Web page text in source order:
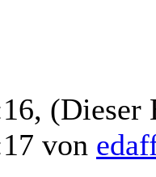
(Dieser
von